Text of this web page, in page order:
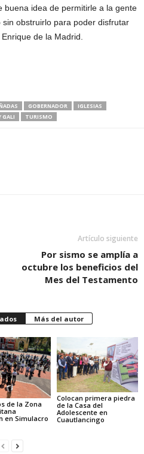
buena idea de permitirle a la gente
obstruirlo para poder disfrutar
de la Madrid.
GOBERNADOR
IGLESIAS
GALI TURISMO
Artículo siguiente
Por sismo se amplía a
octubre los beneficios del
Mes del Testamento
Más del autor
de la Zona
en Simulacro
Colocan primera piedra
de la Casa del
Adolescente en
Cuautlancingo